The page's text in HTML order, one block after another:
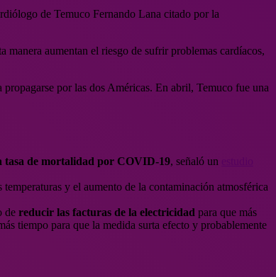
de Temuco Fernando Lana citado por la
manera aumentan el riesgo de sufrir problemas cardíacos,
por las dos Américas. En abril, Temuco fue una
tasa de mortalidad por COVID-19, señaló un
y el aumento de la contaminación atmosférica
de reducir las facturas de la electricidad para que más
tiempo para que la medida surta efecto y probablemente